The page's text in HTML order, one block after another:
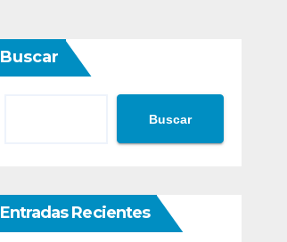
Buscar
Buscar
Entradas Recientes